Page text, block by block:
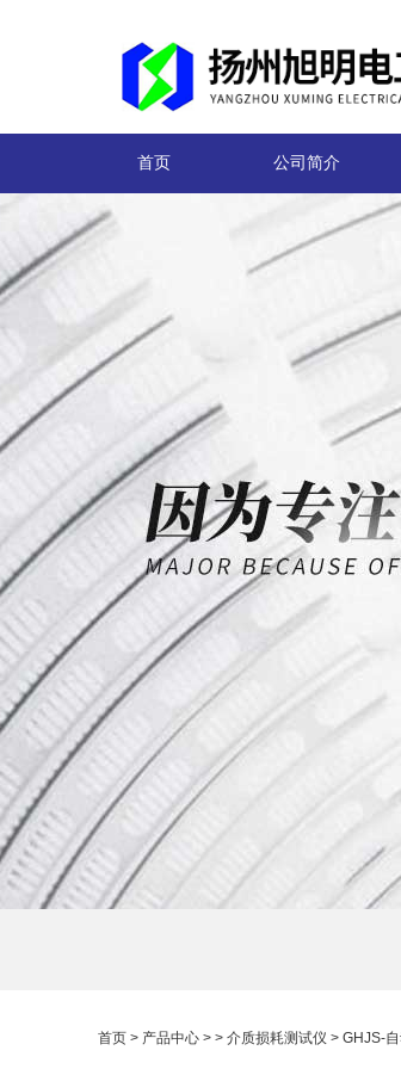
首页 公司简介
首页 > 产品中心 > > 介质损耗测试仪 > GHJS-